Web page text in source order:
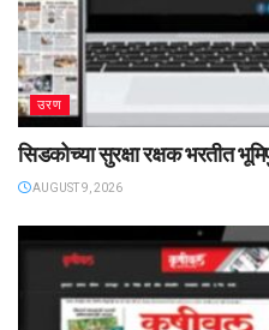
उरण
सिडकोच्या सुरक्षा रक्षक भरतीत
AUGUST 9, 2026